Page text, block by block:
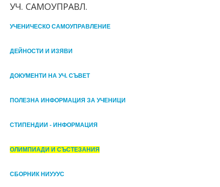
УЧ. САМОУПРАВЛ.
УЧЕНИЧЕСКО САМОУПРАВЛЕНИЕ
ДЕЙНОСТИ И ИЗЯВИ
ДОКУМЕНТИ НА УЧ. СЪВЕТ
ПОЛЕЗНА ИНФОРМАЦИЯ ЗА УЧЕНИЦИ
СТИПЕНДИИ - ИНФОРМАЦИЯ
ОЛИМПИАДИ И СЪСТЕЗАНИЯ
СБОРНИК НИУУУС